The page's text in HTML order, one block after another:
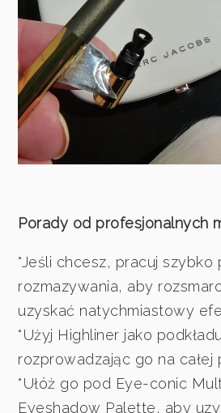
Porady od profesjonalnych
*Jeśli chcesz, pracuj szybko
rozmazywania, aby
uzyskać natychmiastowy
*Użyj Highliner jako
rozprowadzając go na całej
*Ułóż go pod Eye-conic
Eyeshadow Palette, aby